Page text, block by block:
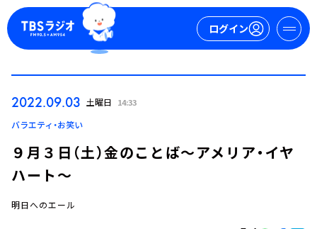
ログイン
ログイン
2022.09.03 土曜日 14:33
バラエティ・お笑い
９月３日（土）金のことば～アメリア・イヤ
ハート～
明日へのエール